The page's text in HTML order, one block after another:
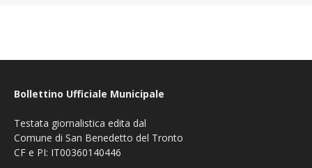
Bollettino Ufficiale Municipale
Testata giornalistica edita dal
Comune di San Benedetto del Tronto
CF e PI: IT00360140446